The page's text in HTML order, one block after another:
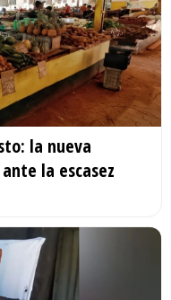
la nueva
la escasez